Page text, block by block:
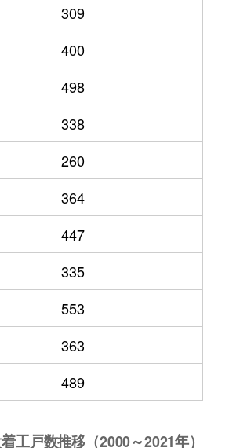
309
400
498
338
260
364
447
335
553
363
489